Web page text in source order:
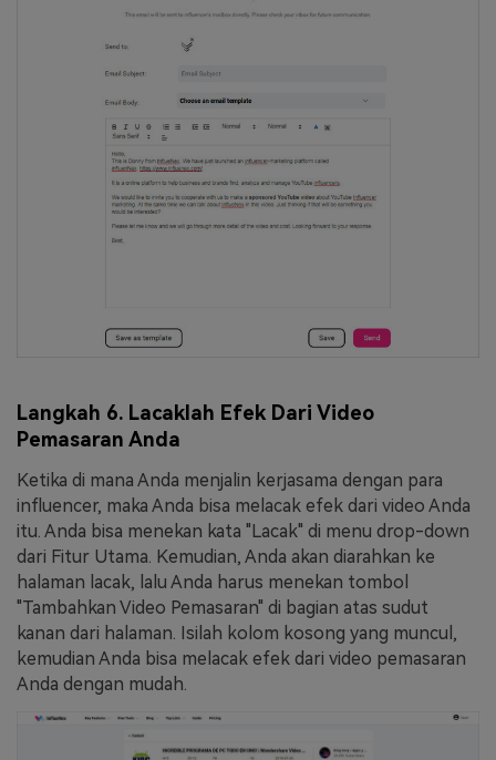
Langkah 6. Lacaklah Efek Dari Video
Pemasaran Anda
Ketika di mana Anda menjalin kerjasama dengan para
influencer, maka Anda bisa melacak efek dari video Anda
itu. Anda bisa menekan kata "Lacak" di menu drop-down
dari Fitur Utama. Kemudian, Anda akan diarahkan ke
halaman lacak, lalu Anda harus menekan tombol
"Tambahkan Video Pemasaran" di bagian atas sudut
kanan dari halaman. Isilah kolom kosong yang muncul,
kemudian Anda bisa melacak efek dari video pemasaran
Anda dengan mudah.